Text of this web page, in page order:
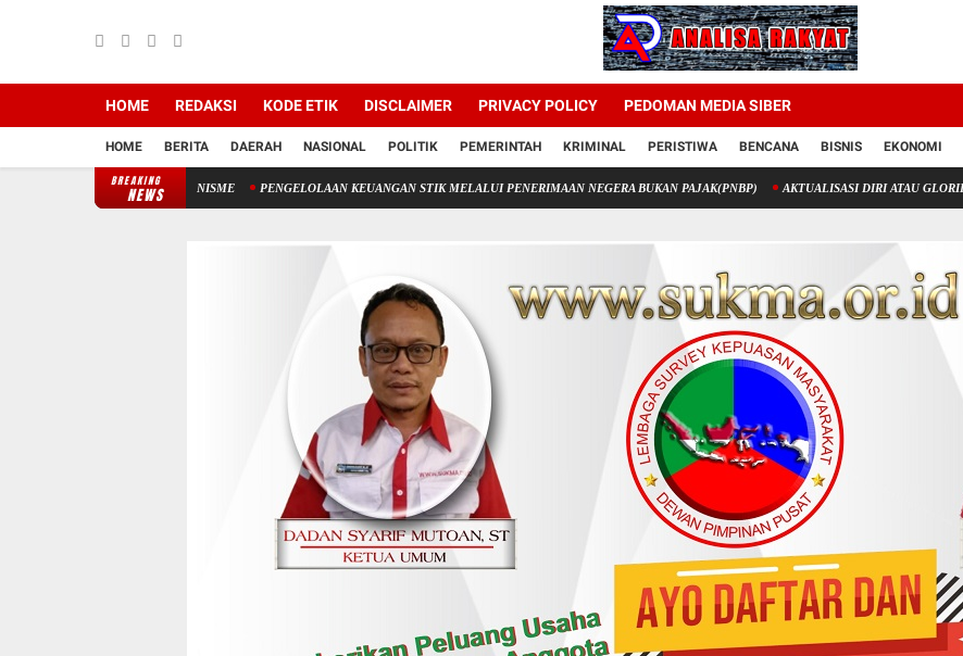
HOME REDAKSI KODE ETIK DISCLAIMER PRIVACY POLICY PEDOMAN MEDIA SIBER
HOME BERITA DAERAH NASIONAL POLITIK PEMERINTAH KRIMINAL PERISTIWA BENCANA BISNIS EKONOMI
BREAKING
NEWS
JARGONISME PENGELOLAAN KEUANGAN STIK MELALUI PENERIMAAN NEGERA BUKAN PAJAK(PNBP) AKTUALISASI DIRI ATAU GLORIFIKASI DIRI?